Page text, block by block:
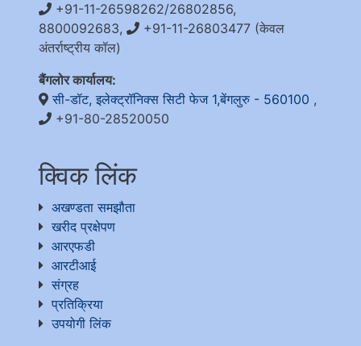
+91-11-26598262/26802856,
8800092683,
+91-11-26803477 (केवल
अंतर्राष्ट्रीय कॉल)
बैंगलोर कार्यालय:
सी-डॉट, इलेक्ट्रॉनिक्स सिटी फेज 1,बेंगलुरु - 560100 ,
+91-80-28520050
क्विक लिंक
अखण्डता समझौता
खरीद प्रक्षेपण
आरएफडी
आरटीआई
संग्रह
प्रतिक्रिया
उपयोगी लिंक